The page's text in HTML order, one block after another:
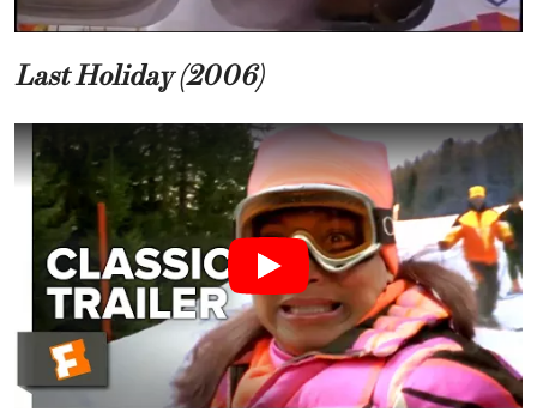
Last Holiday (2006)